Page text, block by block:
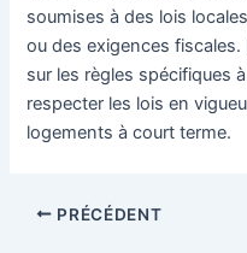
soumises à des lois
ou des exigences
sur les règles spécifiques
respecter les lois en
logements à court terme.
PRÉCÉDENT